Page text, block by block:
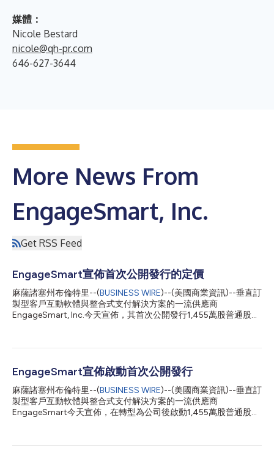
媒體：
Nicole Bestard
nicole@qh-pr.com
646-627-3644
More News From
EngageSmart, Inc.
Get RSS Feed
EngageSmart宣佈首次公開發行的定價
麻薩諸塞州布倫特里--(BUSINESS WIRE)--(美國商業資訊)--垂直訂
製型客戶互動軟體與整合式支付解決方案的一流供應商
EngageSmart, Inc.今天宣佈，其首次公開發行1,455萬股普通股的
155萬股普通股。此外，承銷商將享有為期30天的購買選擇權，可
和售股股東處再購買至多218.25萬股普通股。EngageSmart將不
會從股東的普通股股份出售中獲得任何收益。 這些股票可望於
2021年9月23日（星期四）在紐約證券交易所開始交易，股票代碼
為“ESMT”。本次發行可望於2021年9月27日結束，但須滿足慣例
成交條件。 摩根大通(J.P. Morgan)、高盛有限責任公司(Goldman
(Deutsche...
EngageSmart宣佈啟動首次公開發行
麻薩諸塞州布倫特里--(BUSINESS WIRE)--(美國商業資訊)--垂直訂
製型客戶互動軟體與整合式支付解決方案的一流供應商
EngageSmart今天宣佈，在轉型為公司後啟動1,455萬股普通股的
股。承銷商將享有為期30天的購買選擇權，可按首次公開發行價